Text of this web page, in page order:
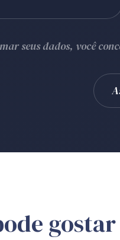
seus dados, você
gostar